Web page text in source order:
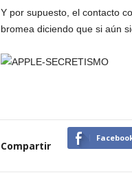
Y por supuesto, el contacto
bromea diciendo que si aún
Compartir